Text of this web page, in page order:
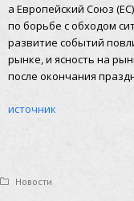
а Европейский Союз
по борьбе с обходом
развитие событий
рынке, и ясность на
после окончания
источник
Новости